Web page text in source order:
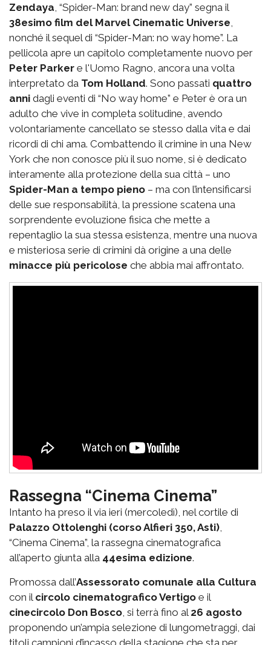
Zendaya , “Spider-Man: brand new day” segna il
38esimo film del Marvel Cinematic Universe
nonché il sequel di “Spider-Man: no way home”. La
pellicola apre un capitolo completamente nuovo per
Peter Parker e l'Uomo Ragno, ancora una volta
interpretato da Tom Holland. Sono passati quattro
anni dagli eventi di “No way home” e Peter è ora un
adulto che vive in completa solitudine, avendo
volontariamente cancellato se stesso dalla vita e dai
ricordi di chi ama. Combattendo il crimine in una New
York che non conosce più il suo nome, si è dedicato
interamente alla protezione della sua città – uno
Spider-Man a tempo pieno – ma con l’intensificarsi
delle sue responsabilità, la pressione scatena una
sorprendente evoluzione fisica che mette a
repentaglio la sua stessa esistenza, mentre una nuova
e misteriosa serie di crimini dà origine a una delle
minacce più pericolose che abbia mai affrontato.
Rassegna “Cinema Cinema”
Intanto ha preso il via ieri (mercoledì), nel cortile di
Palazzo Ottolenghi (corso Alfieri 350, Asti)
“Cinema Cinema”, la rassegna cinematografica
all’aperto giunta alla 44esima edizione.
Promossa dall’Assessorato comunale alla Cultura
con il circolo cinematografico Vertigo e il
cinecircolo Don Bosco , si terrà fino al 26 agosto
proponendo un’ampia selezione di lungometraggi, dai
titoli campioni d’incasso della stagione che sta per